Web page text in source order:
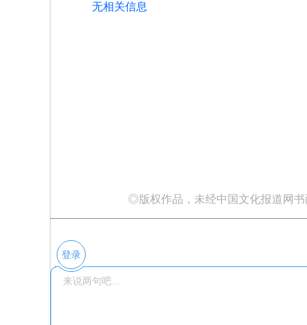
无相关信息
◎版权作品，未经中国文化报道网书
登录